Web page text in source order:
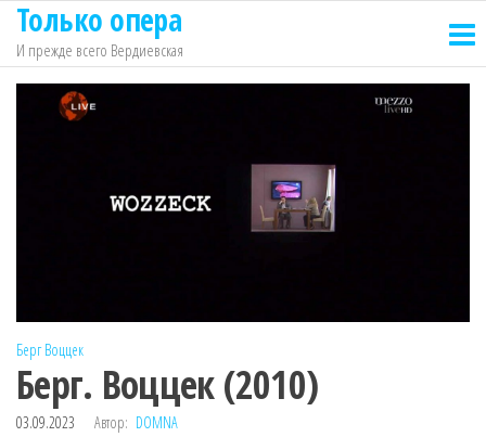
Перейти
содержимому
Только опера
И прежде всего Вердиевская
Берг Воццек
Берг. Воццек (2010)
03.09.2023 Автор: DOMNA